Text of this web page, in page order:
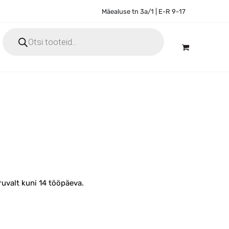
Mäealuse tn 3a/1 | E-R 9-17
search
kuni 14 tööpäeva.